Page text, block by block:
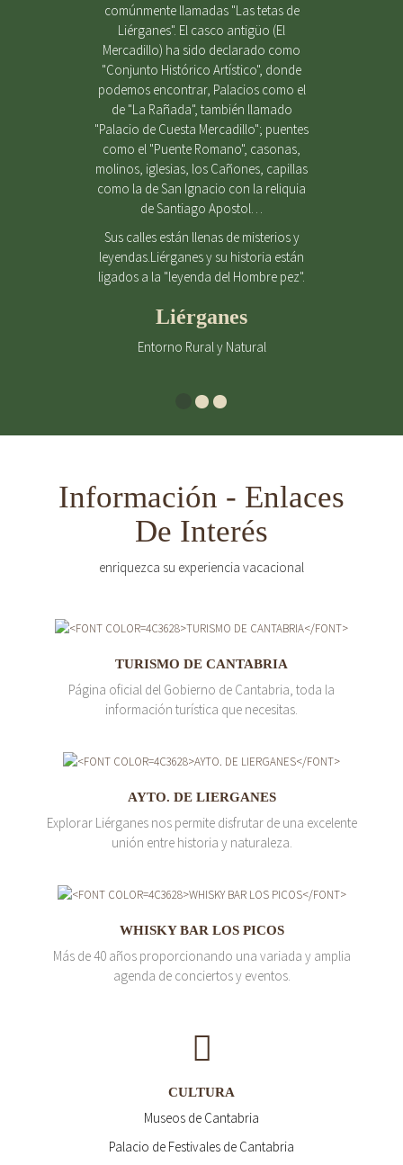
comúnmente llamadas "Las tetas de
Liérganes". El casco antigüo (El
Mercadillo) ha sido declarado como
"Conjunto Histórico Artístico", donde
podemos encontrar, Palacios como el
de "La Rañada", también llamado
"Palacio de Cuesta Mercadillo"; puentes
como el "Puente Romano", casonas,
molinos, iglesias, los Cañones, capillas
como la de San Ignacio con la reliquia
de Santiago Apostol…
Sus calles están llenas de misterios y
leyendas.Liérganes y su historia están
ligados a la "leyenda del Hombre pez".
Liérganes
Entorno Rural y Natural
Información - Enlaces
De Interés
enriquezca su experiencia vacacional
TURISMO DE CANTABRIA
Página oficial del Gobierno de Cantabria, toda la
información turística que necesitas.
AYTO. DE LIERGANES
Explorar Liérganes nos permite disfrutar de una excelente
unión entre historia y naturaleza.
WHISKY BAR LOS PICOS
Más de 40 años proporcionando una variada y amplia
agenda de conciertos y eventos.
CULTURA
Museos de Cantabria
Palacio de Festivales de Cantabria